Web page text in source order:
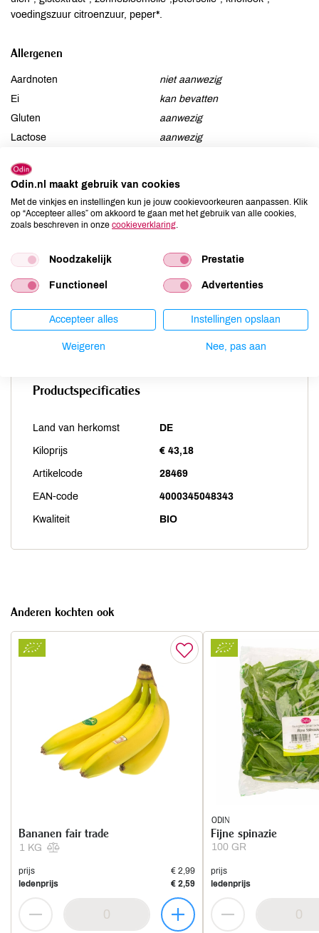
voedingszuur citroenzuur, peper*.
Allergenen
Aardnoten
niet aanwezig
Ei
kan bevatten
Gluten
aanwezig
Lactose
aanwezig
Mosterd
Schaaldieren
niet aanwezig
Selderij
kan bevatten
Soja
kan bevatten
Vis
niet aanwezig
Weekdieren
niet aanwezig
Zwaveldioxide / sulfieten
niet aanwezig
Productspecificaties
Land van herkomst DE
Kiloprijs € 43,18
Artikelcode 28469
EAN-code 4000345048343
Kwaliteit BIO
Anderen kochten ook
1 KG
Bananen fair trade
prijs
€ 2,99
ledenprijs
€ 2,59
ODIN
100 GR
Fijne spinazie
prijs
ledenprijs
Odin.nl maakt gebruik van cookies
Met de vinkjes en instellingen kun je jouw cookievoorkeuren aanpassen. Klik
op “Accepteer alles” om akkoord te gaan met het gebruik van alle cookies,
zoals beschreven in onze cookieverklaring
Noodzakelijk Prestatie
Functioneel Advertenties
Accepteer alles Instellingen opslaan
Weigeren Nee, pas aan